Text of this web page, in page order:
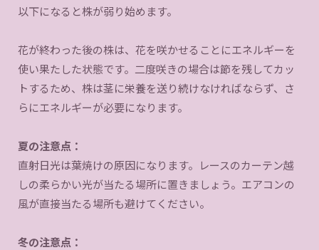
以下になると株が弱り始めます。
花が終わった後の株は、花を咲かせることにエネルギーを
使い果たした状態です。二度咲きの場合は節を残してカッ
トするため、株は茎に栄養を送り続けなければならず、さ
らにエネルギーが必要になります。
夏の注意点：
直射日光は葉焼けの原因になります。レースのカーテン越
しの柔らかい光が当たる場所に置きましょう。エアコンの
風が直接当たる場所も避けてください。
冬の注意点：